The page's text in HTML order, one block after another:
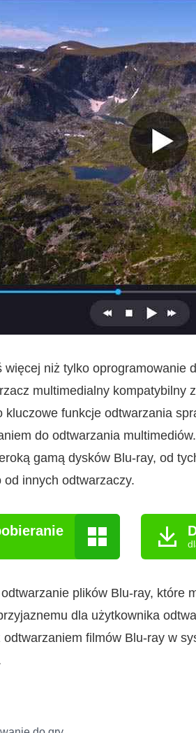
więcej niż tylko oprogramowanie
multimedialny kompatybilny
kluczowe funkcje odtwarzania
do odtwarzania
gamą dysków Blu-ray, od
innych odtwarzaczy.
plików Blu-ray, które
dla użytkownika
filmów Blu-ray w